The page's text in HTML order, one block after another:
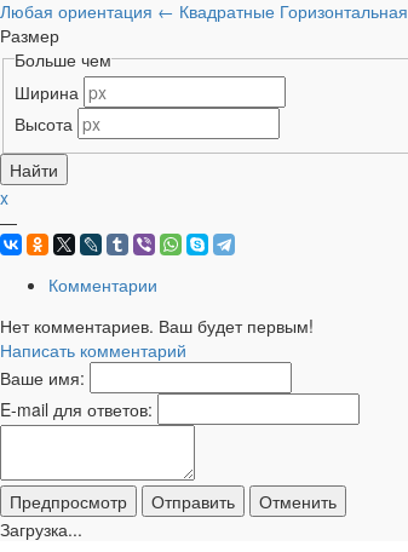
Любая ориентация ← Квадратные Горизонтальная
Размер
Больше чем
Ширина
Высота
x
—
Комментарии
Нет комментариев. Ваш будет первым!
Написать комментарий
Ваше имя:
E-mail для ответов:
Загрузка...